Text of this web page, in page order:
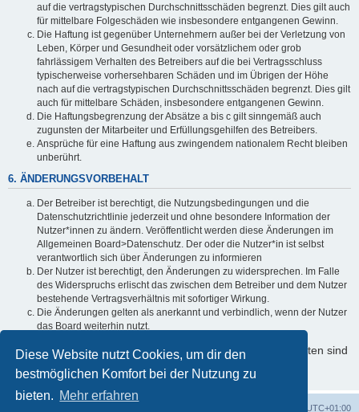
Diese Website nutzt Cookies, um dir den
bestmöglichen Komfort bei der Nutzung zu
bieten. Mehr erfahren
auf die vertragstypischen Durchschnittsschäden begrenzt. Dies gilt auch
für mittelbare Folgeschäden wie insbesondere entgangenen Gewinn.
Die Haftung ist gegenüber Unternehmern außer bei der Verletzung von
Leben, Körper und Gesundheit oder vorsätzlichem oder grob
fahrlässigem Verhalten des Betreibers auf die bei Vertragsschluss
typischerweise vorhersehbaren Schäden und im Übrigen der Höhe
nach auf die vertragstypischen Durchschnittsschäden begrenzt. Dies gilt
auch für mittelbare Schäden, insbesondere entgangenen Gewinn.
Die Haftungsbegrenzung der Absätze a bis c gilt sinngemäß auch
zugunsten der Mitarbeiter und Erfüllungsgehilfen des Betreibers.
Ansprüche für eine Haftung aus zwingendem nationalem Recht bleiben
unberührt.
6. ÄNDERUNGSVORBEHALT
Der Betreiber ist berechtigt, die Nutzungsbedingungen und die
Datenschutzrichtlinie jederzeit und ohne besondere Information der
Nutzer*innen zu ändern. Veröffentlicht werden diese Änderungen im
Allgemeinen Board>Datenschutz. Der oder die Nutzer*in ist selbst
verantwortlich sich über Änderungen zu informieren
Der Nutzer ist berechtigt, den Änderungen zu widersprechen. Im Falle
des Widerspruchs erlischt das zwischen dem Betreiber und dem Nutzer
bestehende Vertragsverhältnis mit sofortiger Wirkung.
Die Änderungen gelten als anerkannt und verbindlich, wenn der Nutzer
das Board weiterhin nutzt.
Informationen über den Umgang mit Ihren persönlichen Daten sind
in der Datenschutzrichtlinie enthalten.
UTC+01:00